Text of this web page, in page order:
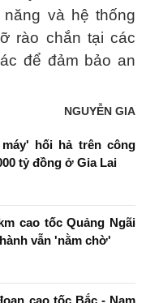
và hệ thống
rào chắn tại các
để đảm bảo an
NGUYỄN GIA
hối hả trên công
tỷ đồng ở Gia Lai
cao tốc Quảng Ngãi
vẫn 'nằm chờ'
cao tốc Bắc - Nam